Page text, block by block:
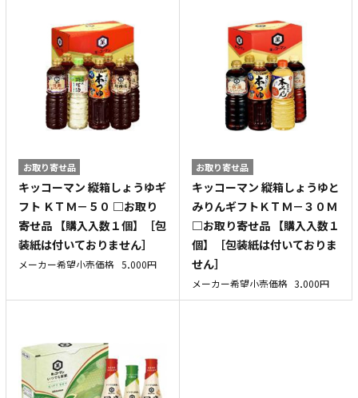
お取り寄せ品
キッコーマン 縦箱しょうゆギ
フト ＫＴＭ－５０ □お取り
寄せ品 【購入入数１個】［包
装紙は付いておりません］
メーカー希望小売価格 5,000円
お取り寄せ品
キッコーマン 縦箱しょうゆと
みりんギフトＫＴＭ－３０Ｍ
□お取り寄せ品 【購入入数１
個】［包装紙は付いておりま
せん］
メーカー希望小売価格 3,000円